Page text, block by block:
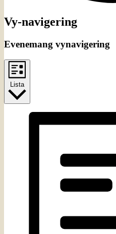
Evenemang
Vy-navigering
Evenemang vynavigering
Lista